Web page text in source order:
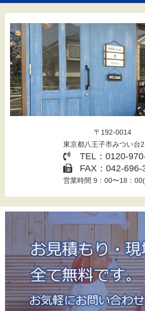
〒192-0014
東京都八王子市みつい台
TEL：0120-
FAX：042-696-
営業時間 9：00〜18：